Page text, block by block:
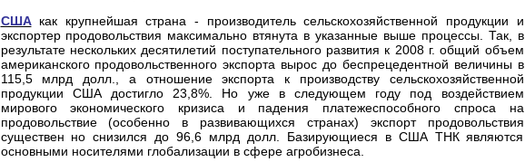
СШАкак крупнейшая страна - производитель сельскохозяйственной продукции и
экспортер продовольствия максимально втянута в указанные выше процессы. Так, в
результате нескольких десятилетий поступательного развития к 2008 г. общий объем
американского продовольственного экспорта вырос до беспрецедентной величины в
115,5 млрд долл., а отношение экспорта к производству сельскохозяйственной
продукции США достигло 23,8%. Но уже в следующем году под воздействием
мирового экономического кризиса и падения платежеспособного спроса на
продовольствие (особенно в развивающихся странах) экспорт продовольствия
существен но снизился до 96,6 млрд долл. Базирующиеся в США ТНК являются
основными носителями глобализации в сфере агробизнеса.